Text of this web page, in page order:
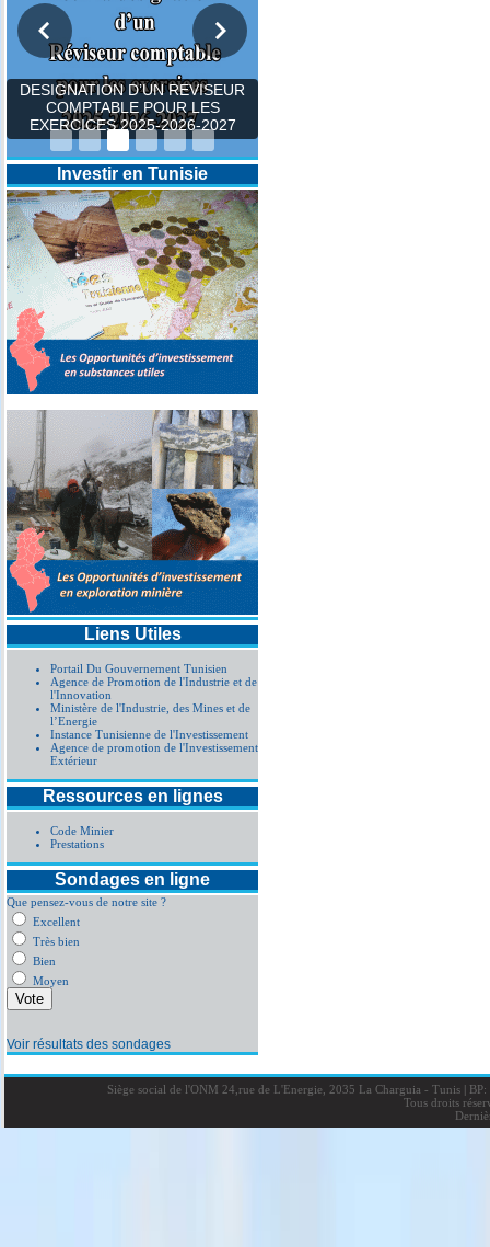
DESIGNATION D’UN REVISEUR
COMPTABLE POUR LES
EXERCICES 2025-2026-2027
Investir en Tunisie
Liens Utiles
Portail Du Gouvernement Tunisien
Agence de Promotion de l'Industrie et de
l'Innovation
Ministère de l'Industrie, des Mines et de
l’Energie
Instance Tunisienne de l'Investissement
Agence de promotion de l'Investissement
Extérieur
Ressources en lignes
Code Minier
Prestations
Sondages en ligne
Que pensez-vous de notre site ?
Excellent
Très bien
Bien
Moyen
Voir résultats des sondages
Siège social de l'ONM 24,rue de L'Energie, 2035 La Charguia - Tunis |BP:
Tous droits